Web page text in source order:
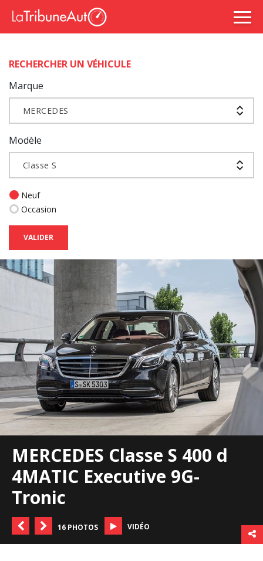
RECHERCHER UN VÉHICULE
Marque
MERCEDES
Modèle
Classe S
Neuf
Occasion
VALIDER
MERCEDES Classe S 400 d
4MATIC Executive 9G-
Tronic
16 PHOTOS VIDÉO